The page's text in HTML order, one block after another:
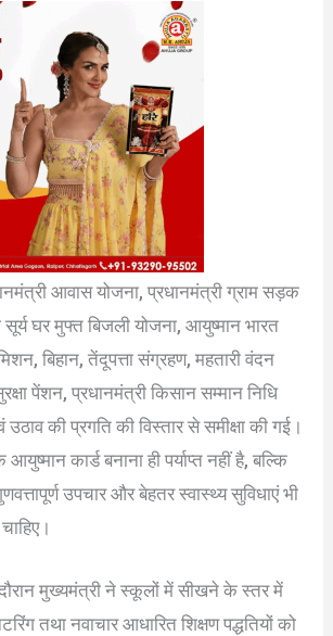
आवास योजना, प्रधानमंत्री ग्राम सड़क
सूर्य घर मुफ्त बिजली योजना, आयुष्मान भारत
बिहान, तेंदूपत्ता संग्रहण, महतारी वंदन
पेंशन, प्रधानमंत्री किसान सम्मान निधि
उठाव की प्रगति की विस्तार से समीक्षा की गई।
कार्ड बनाना ही पर्याप्त नहीं है, बल्कि
उपचार और बेहतर स्वास्थ्य सुविधाएं भी
दौरान मुख्यमंत्री ने स्कूलों में सीखने के स्तर में
तथा नवाचार आधारित शिक्षण पद्धतियों को